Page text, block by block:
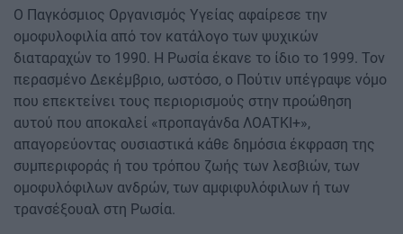
Ο Παγκόσμιος Οργανισμός Υγείας αφαίρεσε την
ομοφυλοφιλία από τον κατάλογο των ψυχικών
διαταραχών το 1990. Η Ρωσία έκανε το ίδιο το 1999. Τον
περασμένο Δεκέμβριο, ωστόσο, ο Πούτιν υπέγραψε νόμο
που επεκτείνει τους περιορισμούς στην προώθηση
αυτού που αποκαλεί «προπαγάνδα ΛΟΑΤΚΙ+»,
απαγορεύοντας ουσιαστικά κάθε δημόσια έκφραση της
συμπεριφοράς ή του τρόπου ζωής των λεσβιών, των
ομοφυλόφιλων ανδρών, των αμφιφυλόφιλων ή των
τρανσέξουαλ στη Ρωσία.